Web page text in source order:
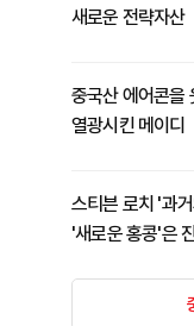
새로운 전략자산
중국산 에어콘을
열광시킨 메이디
스티븐 로치 '과
'새로운 홍콩'은